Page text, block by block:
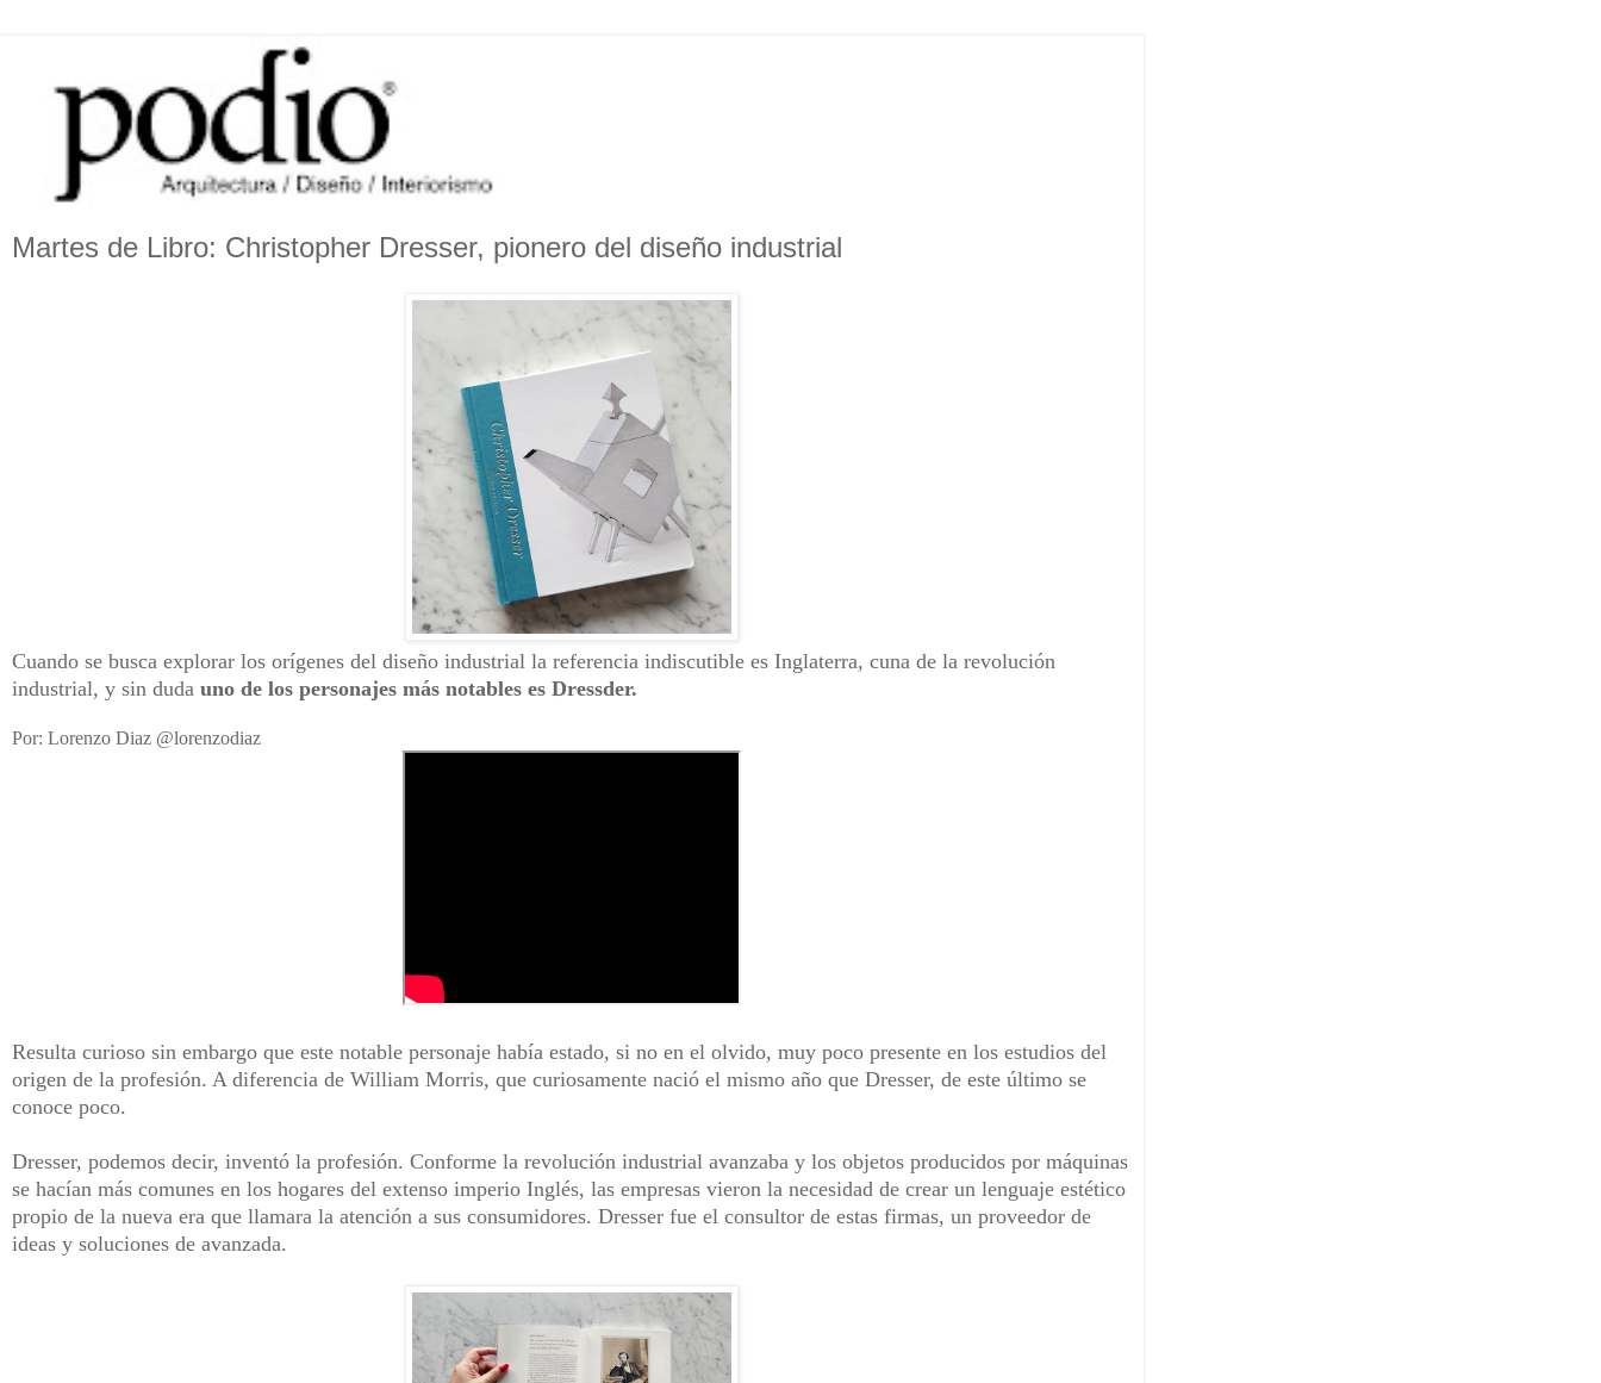
Martes de Libro: Christopher Dresser, pionero del diseño industrial
Cuando se busca explorar los orígenes del diseño industrial la referencia indiscutible es Inglaterra, cuna de la revolución
industrial, y sin duda uno de los personajes más notables es Dressder.
Por: Lorenzo Diaz @lorenzodiaz
Resulta curioso sin embargo que este notable personaje había estado, si no en el olvido, muy poco presente en los estudios del
origen de la profesión. A diferencia de William Morris, que curiosamente nació el mismo año que Dresser, de este último se
conoce poco.
Dresser, podemos decir, inventó la profesión. Conforme la revolución industrial avanzaba y los objetos producidos por máquinas
se hacían más comunes en los hogares del extenso imperio Inglés, las empresas vieron la necesidad de crear un lenguaje estético
propio de la nueva era que llamara la atención a sus consumidores. Dresser fue el consultor de estas firmas, un proveedor de
ideas y soluciones de avanzada.